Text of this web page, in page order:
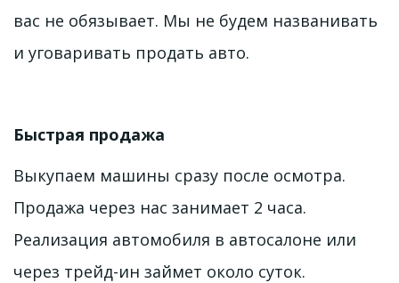
вас не обязывает. Мы не будем названивать
и уговаривать продать авто.
Быстрая продажа
Выкупаем машины сразу после осмотра.
Продажа через нас занимает 2 часа.
Реализация автомобиля в автосалоне или
через трейд-ин займет около суток.